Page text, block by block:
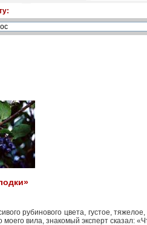
рубинового цвета, густое,
моего вила, знакомый эксперт сказал: